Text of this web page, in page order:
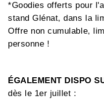
*Goodies offerts pour
stand Glénat, dans la
Offre non cumulable,
personne !
ÉGALEMENT DISPO
dès le 1er juillet :